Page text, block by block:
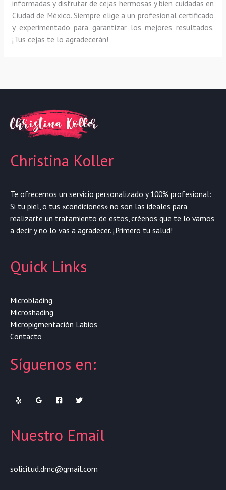
informadas y disfrutar de cejas hermosas y bien cuidadas en
Ciudad de México. Siempre elige a un profesional certificado
y experimentado para garantizar los mejores resultados.
¡Tus cejas te lo agradecerán!
Christina Koller
Te ofrecemos un servicio personalizado y 100% profesional:
Si tu piel, o tus «condiciones» no son las ideales para
realizarte un tratamiento de estos, créenos que te lo vamos
a decir y no lo vas a agradecer. ¡Primero tu salud!
Quick Links
Microblading
Microshading
Micropigmentación Labios
Contacto
Síguenos en:
Nuestro Email
solicitud.dmc@gmail.com